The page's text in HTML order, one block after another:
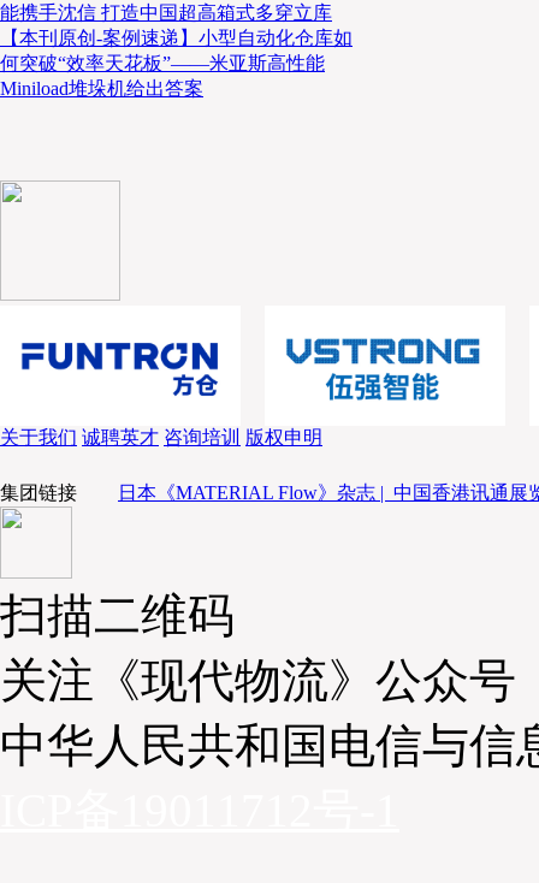
▲ 2025年12月，大成建设株式会社等公司在国立国土
筑波市）进行了示范实验。实验模拟了一条自动化物
自身位置，因为隧道内GPS讯号无法覆盖。
“除了减少司机等待时间、提高配送效率和降低二氧化
础设施，并增加防灾功能，我们相信能够更好地应对
如大规模地震、短时强降雨和暴雪。”久保先生表示，
频次配送而翻倍，加上卡车司机短缺，物流危机迫在
面对的问题，也是所有公民都必须面对的问题。旨在
分路段自动物流公路的公私合作计划将持续进行。
能携手沈信 打造中国超高箱式多穿立库
【本刊原创-案例速递】小型自动化仓库如
何突破“效率天花板”——米亚斯高性能
Miniload堆垛机给出答案
关于我们 诚聘英才 咨询培训 版权申明
集团链接 日本《MATERIAL Flow》杂志 | 中国香港讯通展
扫描二维码
关注《现代物流》公众号
中华人民共和国电信与